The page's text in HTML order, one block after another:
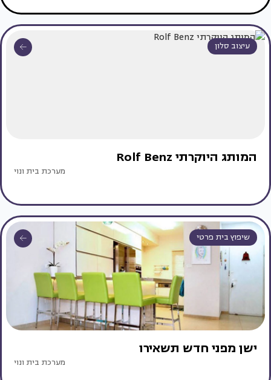
עיצוב סלון
המותג היוקרתי Rolf Benz
מערכת בית ונוי
שיפוץ בית פרטי
ישן מפני חדש תשאירו
מערכת בית ונוי